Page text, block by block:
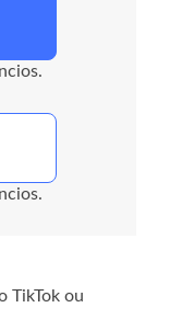
TikTok ou